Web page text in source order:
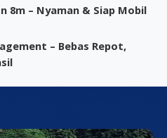
8m – Nyaman & Siap Mobil
– Bebas Repot,